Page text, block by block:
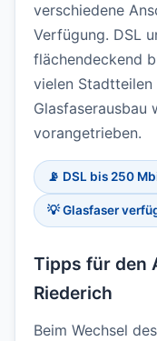
verschiedene
Verfügung. DSL
flächendeckend
vielen Stadtteilen
Glasfaserausbau
vorangetrieben.
📡 DSL bis 250
💡 Glasfaser
Tipps für den
Riederich
Beim Wechsel